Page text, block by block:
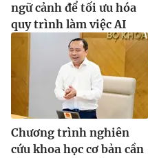
ngữ cảnh để tối ưu hóa
quy trình làm việc AI
Chương trình nghiên
cứu khoa học cơ bản cần